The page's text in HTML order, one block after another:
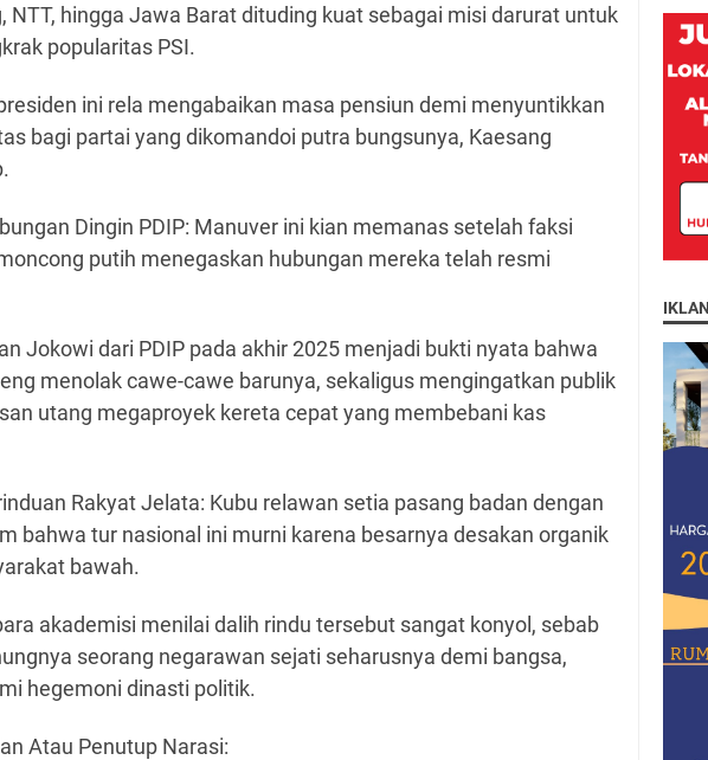
NTT, hingga Jawa Barat dituding kuat sebagai misi darurat untuk
popularitas PSI.
ini rela mengabaikan masa pensiun demi menyuntikkan
bagi partai yang dikomandoi putra bungsunya, Kaesang
Dingin PDIP: Manuver ini kian memanas setelah faksi
putih menegaskan hubungan mereka telah resmi
Jokowi dari PDIP pada akhir 2025 menjadi bukti nyata bahwa
menolak cawe-cawe barunya, sekaligus mengingatkan publik
utang megaproyek kereta cepat yang membebani kas
Rakyat Jelata: Kubu relawan setia pasang badan dengan
bahwa tur nasional ini murni karena besarnya desakan organik
bawah.
akademisi menilai dalih rindu tersebut sangat konyol, sebab
seorang negarawan sejati seharusnya demi bangsa,
hegemoni dinasti politik.
Atau Penutup Narasi: